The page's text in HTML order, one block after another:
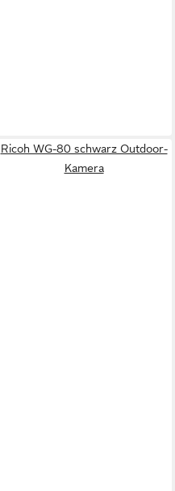
Ricoh WG-80 schwarz Outdoor-
Kamera